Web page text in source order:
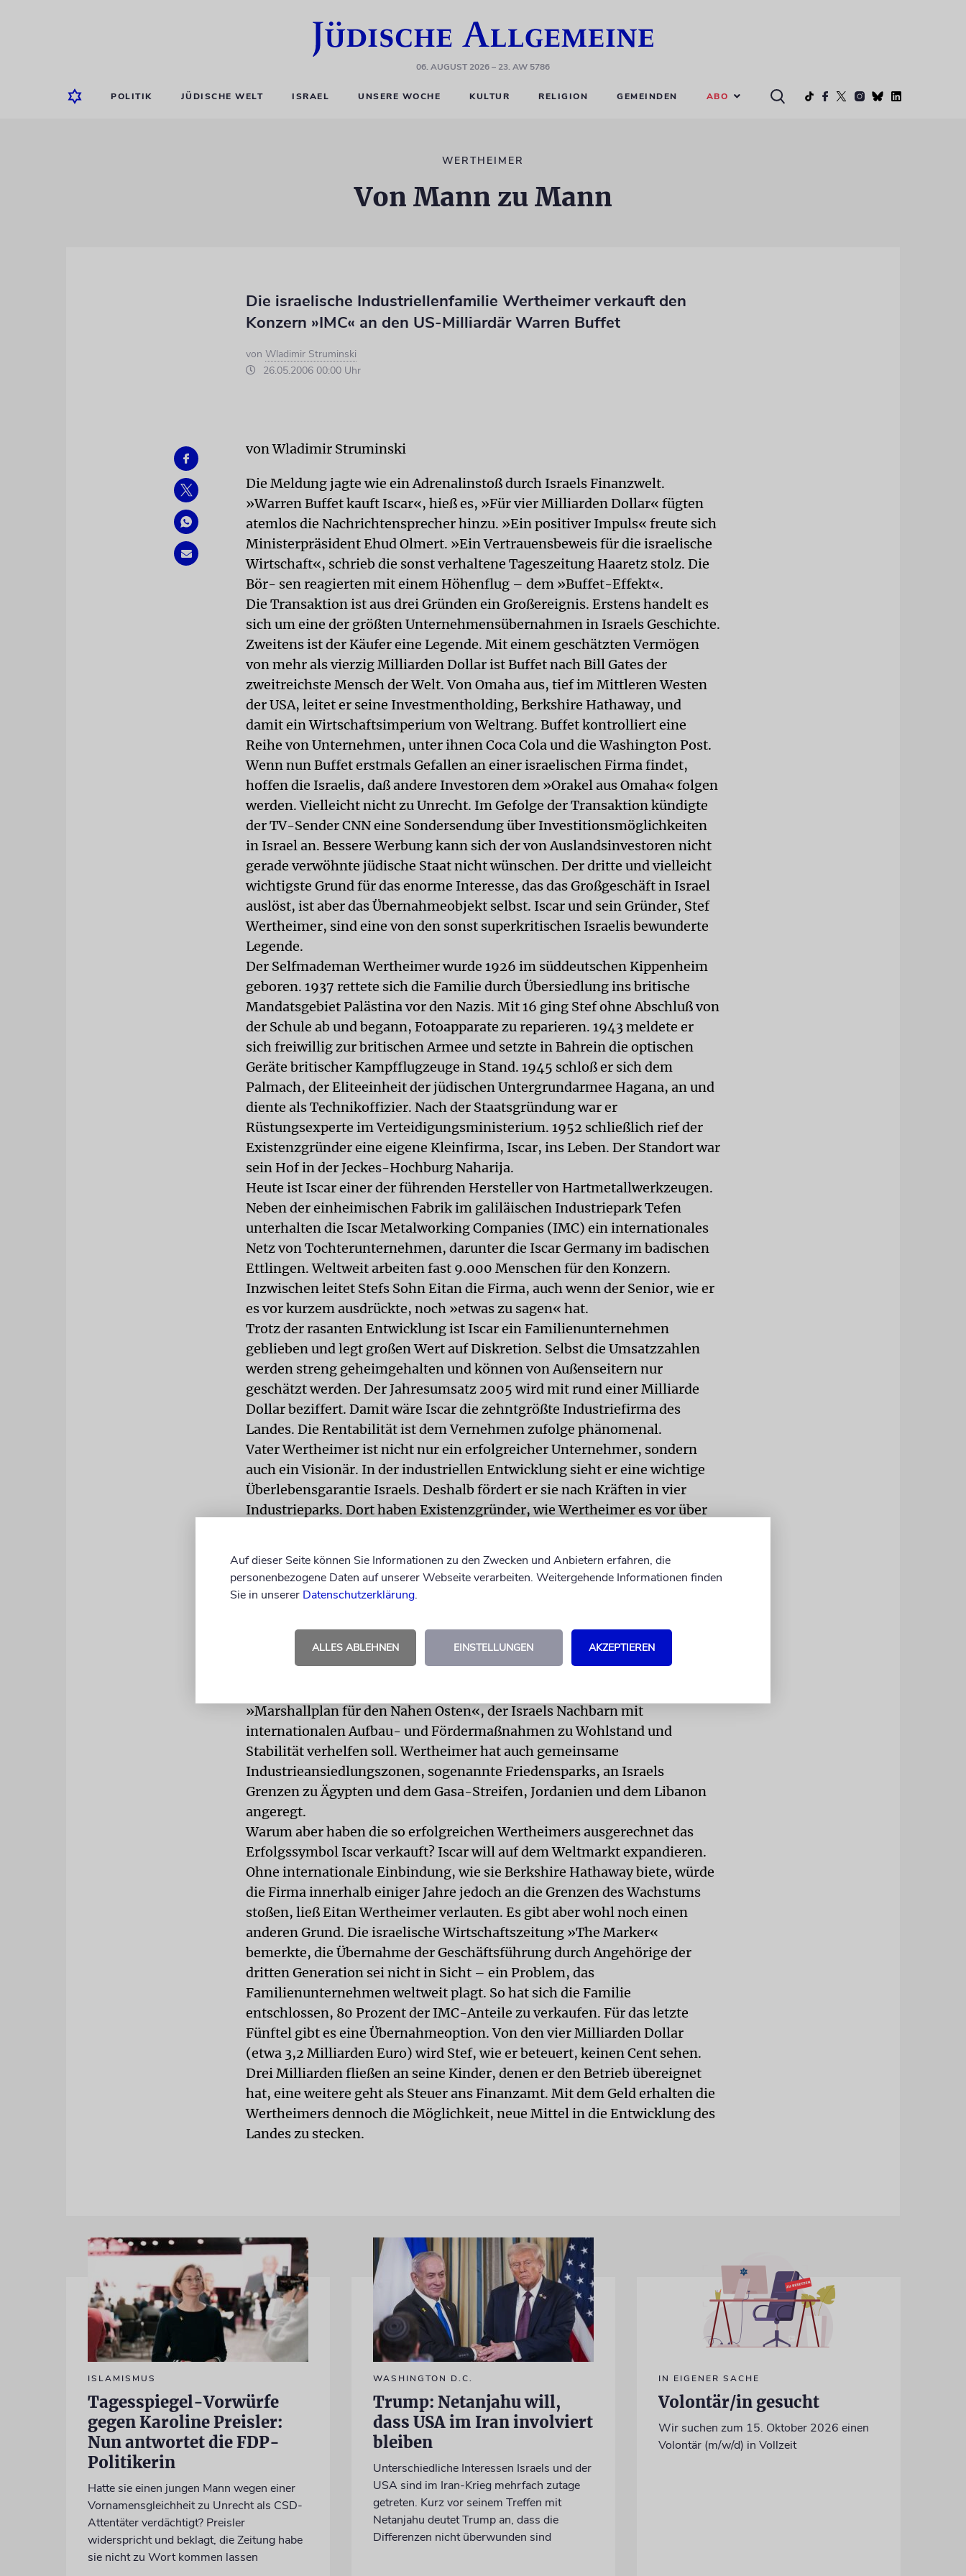
06. AUGUST 2026– 23. AW 5786
POLITIK JÜDISCHE WELT ISRAEL UNSERE WOCHE KULTUR RELIGION GEMEINDEN ABO
WERTHEIMER
Von Mann zu Mann
Die israelische Industriellenfamilie Wertheimer verkauft den
Konzern »IMC« an den US-Milliardär Warren Buffet
von Wladimir Struminski
26.05.2006 00:00 Uhr
von Wladimir Struminski
Die Meldung jagte wie ein Adrenalinstoß durch Israels Finanzwelt.
»Warren Buffet kauft Iscar«, hieß es, »Für vier Milliarden Dollar« fügten
atemlos die Nachrichtensprecher hinzu. »Ein positiver Impuls« freute sich
Ministerpräsident Ehud Olmert. »Ein Vertrauensbeweis für die israelische
Wirtschaft«, schrieb die sonst verhaltene Tageszeitung Haaretz stolz. Die
Bör- sen reagierten mit einem Höhenflug – dem »Buffet-Effekt«.
Die Transaktion ist aus drei Gründen ein Großereignis. Erstens handelt es
sich um eine der größten Unternehmensübernahmen in Israels Geschichte.
Zweitens ist der Käufer eine Legende. Mit einem geschätzten Vermögen
von mehr als vierzig Milliarden Dollar ist Buffet nach Bill Gates der
zweitreichste Mensch der Welt. Von Omaha aus, tief im Mittleren Westen
der USA, leitet er seine Investmentholding, Berkshire Hathaway, und
damit ein Wirtschaftsimperium von Weltrang. Buffet kontrolliert eine
Reihe von Unternehmen, unter ihnen Coca Cola und die Washington Post.
Wenn nun Buffet erstmals Gefallen an einer israelischen Firma findet,
hoffen die Israelis, daß andere Investoren dem »Orakel aus Omaha« folgen
werden. Vielleicht nicht zu Unrecht. Im Gefolge der Transaktion kündigte
der TV-Sender CNN eine Sondersendung über Investitionsmöglichkeiten
in Israel an. Bessere Werbung kann sich der von Auslandsinvestoren nicht
gerade verwöhnte jüdische Staat nicht wünschen. Der dritte und vielleicht
wichtigste Grund für das enorme Interesse, das das Großgeschäft in Israel
auslöst, ist aber das Übernahmeobjekt selbst. Iscar und sein Gründer, Stef
Wertheimer, sind eine von den sonst superkritischen Israelis bewunderte
Legende.
Der Selfmademan Wertheimer wurde 1926 im süddeutschen Kippenheim
geboren. 1937 rettete sich die Familie durch Übersiedlung ins britische
Mandatsgebiet Palästina vor den Nazis. Mit 16 ging Stef ohne Abschluß von
der Schule ab und begann, Fotoapparate zu reparieren. 1943 meldete er
sich freiwillig zur britischen Armee und setzte in Bahrein die optischen
Geräte britischer Kampfflugzeuge in Stand. 1945 schloß er sich dem
Palmach, der Eliteeinheit der jüdischen Untergrundarmee Hagana, an und
diente als Technikoffizier. Nach der Staatsgründung war er
Rüstungsexperte im Verteidigungsministerium. 1952 schließlich rief der
Existenzgründer eine eigene Kleinfirma, Iscar, ins Leben. Der Standort war
sein Hof in der Jeckes-Hochburg Naharija.
Heute ist Iscar einer der führenden Hersteller von Hartmetallwerkzeugen.
Neben der einheimischen Fabrik im galiläischen Industriepark Tefen
unterhalten die Iscar Metalworking Companies (IMC) ein internationales
Netz von Tochterunternehmen, darunter die Iscar Germany im badischen
Ettlingen. Weltweit arbeiten fast 9.000 Menschen für den Konzern.
Inzwischen leitet Stefs Sohn Eitan die Firma, auch wenn der Senior, wie er
es vor kurzem ausdrückte, noch »etwas zu sagen« hat.
Trotz der rasanten Entwicklung ist Iscar ein Familienunternehmen
geblieben und legt großen Wert auf Diskretion. Selbst die Umsatzzahlen
werden streng geheimgehalten und können von Außenseitern nur
geschätzt werden. Der Jahresumsatz 2005 wird mit rund einer Milliarde
Dollar beziffert. Damit wäre Iscar die zehntgrößte Industriefirma des
Landes. Die Rentabilität ist dem Vernehmen zufolge phänomenal.
Vater Wertheimer ist nicht nur ein erfolgreicher Unternehmer, sondern
auch ein Visionär. In der industriellen Entwicklung sieht er eine wichtige
Überlebensgarantie Israels. Deshalb fördert er sie nach Kräften in vier
Industrieparks. Dort haben Existenzgründer, wie Wertheimer es vor über
Gesamtumsatz von einer halben Milliarde Dollar.
Wie viel das Wort des alten Herrn in Israel gilt, hat dieser Tage die neue
gehörte ein Treffen mit Stef, von dem sie sich zum Thema
Berufsausbildung beraten ließ. Industrie, Bildung und Wachstum sind für
Wertheimer aber auch Werkzeuge, mit denen ein Frieden in Nahost
»Marshallplan für den Nahen Osten«, der Israels Nachbarn mit
internationalen Aufbau- und Fördermaßnahmen zu Wohlstand und
Stabilität verhelfen soll. Wertheimer hat auch gemeinsame
Industrieansiedlungszonen, sogenannte Friedensparks, an Israels
Grenzen zu Ägypten und dem Gasa-Streifen, Jordanien und dem Libanon
angeregt.
Warum aber haben die so erfolgreichen Wertheimers ausgerechnet das
Erfolgssymbol Iscar verkauft? Iscar will auf dem Weltmarkt expandieren.
Ohne internationale Einbindung, wie sie Berkshire Hathaway biete, würde
die Firma innerhalb einiger Jahre jedoch an die Grenzen des Wachstums
stoßen, ließ Eitan Wertheimer verlauten. Es gibt aber wohl noch einen
anderen Grund. Die israelische Wirtschaftszeitung »The Marker«
bemerkte, die Übernahme der Geschäftsführung durch Angehörige der
dritten Generation sei nicht in Sicht – ein Problem, das
Familienunternehmen weltweit plagt. So hat sich die Familie
entschlossen, 80 Prozent der IMC-Anteile zu verkaufen. Für das letzte
Fünftel gibt es eine Übernahmeoption. Von den vier Milliarden Dollar
(etwa 3,2 Milliarden Euro) wird Stef, wie er beteuert, keinen Cent sehen.
Drei Milliarden fließen an seine Kinder, denen er den Betrieb übereignet
hat, eine weitere geht als Steuer ans Finanzamt. Mit dem Geld erhalten die
Wertheimers dennoch die Möglichkeit, neue Mittel in die Entwicklung des
Landes zu stecken.
ISLAMISMUS
Tagesspiegel-Vorwürfe
gegen Karoline Preisler:
Nun antwortet die FDP-
Politikerin
Hatte sie einen jungen Mann wegen einer
Vornamensgleichheit zu Unrecht als CSD-
Attentäter verdächtigt? Preisler
widerspricht und beklagt, die Zeitung habe
sie nicht zu Wort kommen lassen
WASHINGTON D.C.
Trump: Netanjahu will,
dass USA im Iran involviert
bleiben
Unterschiedliche Interessen Israels und der
USA sind im Iran-Krieg mehrfach zutage
getreten. Kurz vor seinem Treffen mit
Netanjahu deutet Trump an, dass die
Differenzen nicht überwunden sind
IN EIGENER SACHE
Volontär/in gesucht
Wir suchen zum 15. Oktober 2026 einen
Volontär (m/w/d) in Vollzeit
Auf dieser Seite können Sie Informationen zu den Zwecken und Anbietern erfahren, die
personenbezogene Daten auf unserer Webseite verarbeiten. Weitergehende Informationen finden
Sie in unserer Datenschutzerklärung.
ALLES ABLEHNEN EINSTELLUNGEN AKZEPTIEREN